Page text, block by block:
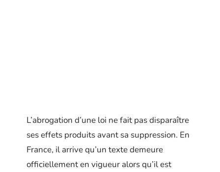
L’abrogation d’une loi ne fait pas disparaître
ses effets produits avant sa suppression. En
France, il arrive qu’un texte demeure
officiellement en vigueur alors qu’il est